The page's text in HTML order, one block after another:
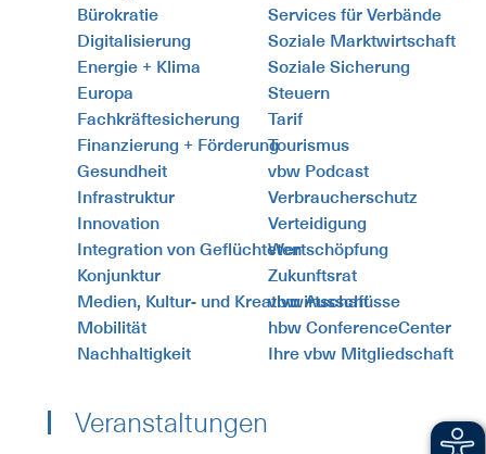
Bürokratie
Digitalisierung
Energie + Klima
Europa
Fachkräftesicherung
Finanzierung + Förderung
Gesundheit
Infrastruktur
Innovation
Integration von Geflüchteten
Konjunktur
Medien, Kultur- und Kreativwirtschaft
Mobilität
Nachhaltigkeit
Services für Verbände
Soziale Marktwirtschaft
Soziale Sicherung
Steuern
Tarif
Tourismus
vbw Podcast
Verbraucherschutz
Verteidigung
Wertschöpfung
Zukunftsrat
vbw Ausschüsse
hbw ConferenceCenter
Ihre vbw Mitgliedschaft
Veranstaltungen